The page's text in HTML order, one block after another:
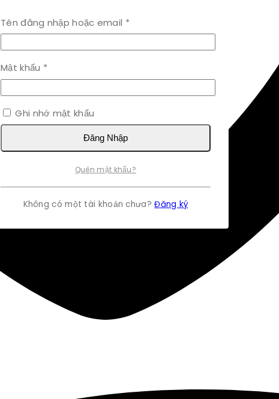
Tên đăng nhập hoặc email *Bắt
buộc
Mật khẩu *
buộc
Ghi nhớ mật khẩu
Đăng Nhập
Quên mật khẩu?
Không có một tài khoản chưa?Đăng ký